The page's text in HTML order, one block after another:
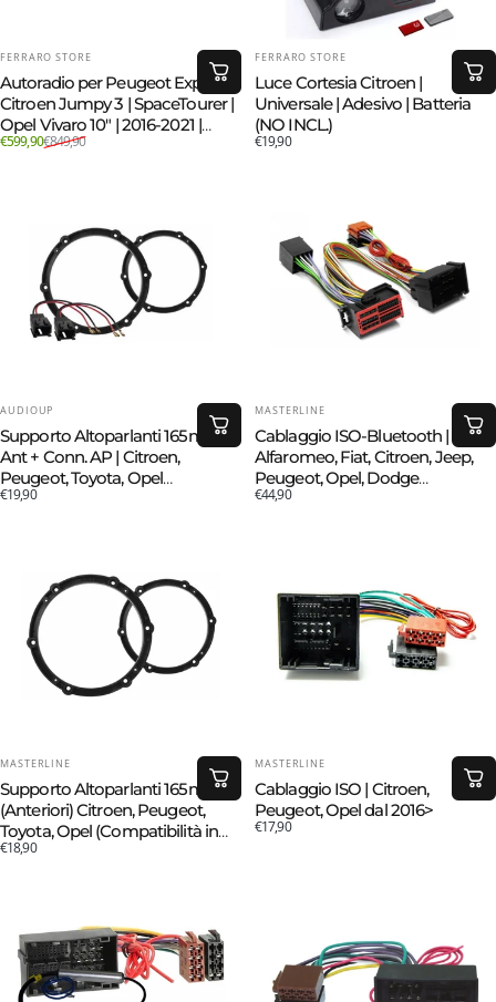
FORNITORE:
FERRARO STORE
Autoradio per Peugeot Expert |
Citroen Jumpy 3 | SpaceTourer |
Opel Vivaro 10" | 2016-2021 |
Android | Bluetooth | CarPlay |
Prezzo scontato
€599,90
Prezzo di listino
€849,90
FORNITORE:
FERRARO STORE
Luce Cortesia Citroen |
Universale | Adesivo | Batteria
(NO INCL.)
€19,90
FORNITORE:
AUDIOUP
Supporto Altoparlanti 165mm |
Ant + Conn. AP | Citroen,
Peugeot, Toyota, Opel
(Compatibilità in Descrizione)
€19,90
FORNITORE:
MASTERLINE
Cablaggio ISO-Bluetooth |
Alfaromeo, Fiat, Citroen, Jeep,
Peugeot, Opel, Dodge
(Compatibilità in Descrizione)
€44,90
FORNITORE:
MASTERLINE
Supporto Altoparlanti 165mm
(Anteriori) Citroen, Peugeot,
Toyota, Opel (Compatibilità in
Descrizione)
€18,90
FORNITORE:
MASTERLINE
Cablaggio ISO | Citroen,
Peugeot, Opel dal 2016>
€17,90